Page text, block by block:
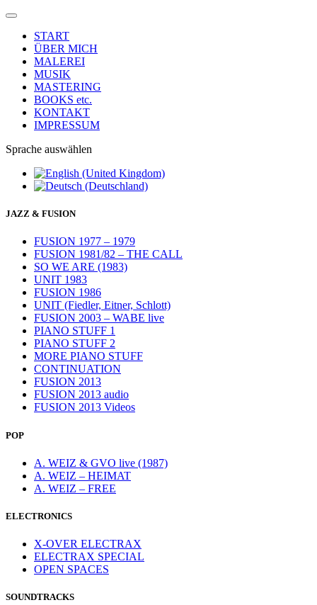
START
ÜBER MICH
MALEREI
MUSIK
MASTERING
BOOKS etc.
KONTAKT
IMPRESSUM
Sprache auswählen
JAZZ & FUSION
FUSION 1977 – 1979
FUSION 1981/82 – THE CALL
SO WE ARE (1983)
UNIT 1983
FUSION 1986
UNIT (Fiedler, Eitner, Schlott)
FUSION 2003 – WABE live
PIANO STUFF 1
PIANO STUFF 2
MORE PIANO STUFF
CONTINUATION
FUSION 2013
FUSION 2013 audio
FUSION 2013 Videos
POP
A. WEIZ & GVO live (1987)
A. WEIZ – HEIMAT
A. WEIZ – FREE
ELECTRONICS
X-OVER ELECTRAX
ELECTRAX SPECIAL
OPEN SPACES
SOUNDTRACKS